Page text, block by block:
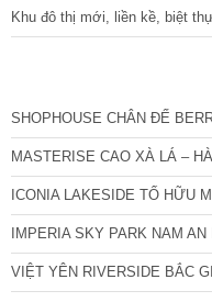
Khu đô thị mới, liền kề, biệt
SHOPHOUSE CHÂN ĐẾ
MASTERISE CAO XÀ LÁ –
ICONIA LAKESIDE TỐ HỮU
IMPERIA SKY PARK NAM AN
VIỆT YÊN RIVERSIDE BẮC